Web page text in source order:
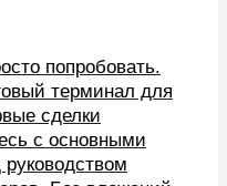
вложений,